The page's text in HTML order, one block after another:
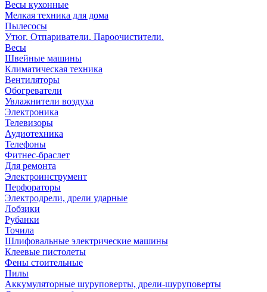
Весы кухонные
Мелкая техника для дома
Пылесосы
Утюг. Отпариватели. Пароочистители.
Весы
Швейные машины
Климатическая техника
Вентиляторы
Обогреватели
Увлажнители воздуха
Электроника
Телевизоры
Аудиотехника
Телефоны
Фитнес-браслет
Для ремонта
Электроинструмент
Перфораторы
Электродрели, дрели ударные
Лобзики
Рубанки
Точила
Шлифовальные электрические машины
Клеевые пистолеты
Фены стоительные
Пилы
Аккумуляторные шуруповерты, дрели-шуруповерты